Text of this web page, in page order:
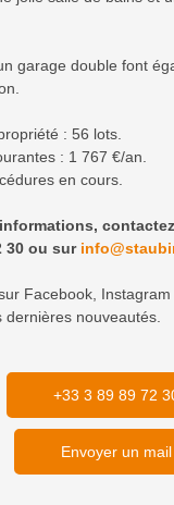
garage double font
: 56 lots.
: 1 767 €/an.
en cours.
30 ou sur
Facebook,
dernières nouveautés.
+33 3 89 89 72
Envoyer un mail